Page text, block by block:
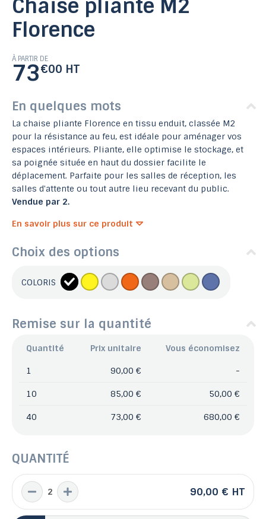
Chaise pliante M2
Florence
À PARTIR DE
73€00 HT
En quelques mots
La chaise pliante Florence en tissu enduit, classée M2
pour la résistance au feu, est idéale pour aménager vos
espaces intérieurs. Pliante, elle optimise le stockage, et
sa poignée située en haut du dossier facilite le
déplacement. Parfaite pour les salles de réception, les
salles d'attente ou tout autre lieu recevant du public.
Vendue par 2.
En savoir plus sur ce produit
Choix des options
COLORIS
Remise sur la quantité
Quantité Prix unitaire Vous économisez
1 90,00 € -
10 85,00 € 50,00 €
40 73,00 € 680,00 €
QUANTITÉ
90,00 € HT